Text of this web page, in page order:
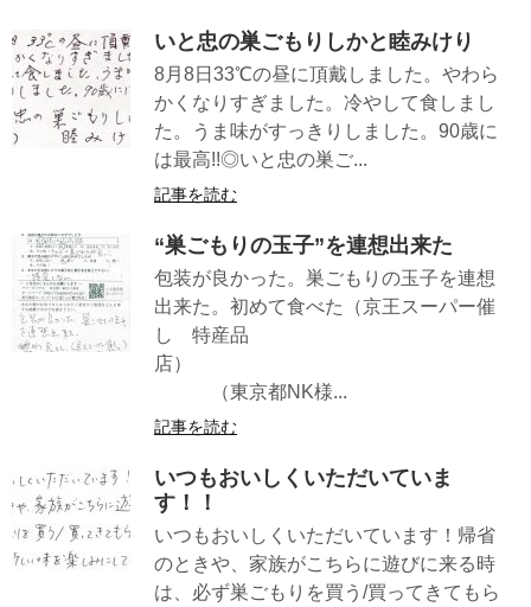
いと忠の巣ごもりしかと睦みけり
8月8日33℃の昼に頂戴しました。やわら
かくなりすぎました。冷やして食しまし
た。うま味がすっきりしました。90歳に
は最高!!◎いと忠の巣ご...
記事を読む
“巣ごもりの玉子”を連想出来た
包装が良かった。巣ごもりの玉子を連想
出来た。初めて食べた（京王スーパー催
し 特産品
店）
（東京都NK様...
記事を読む
いつもおいしくいただいていま
す！！
いつもおいしくいただいています！帰省
のときや、家族がこちらに遊びに来る時
は、必ず巣ごもりを買う/買ってきてもら